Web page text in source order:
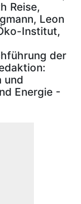
Reise,
Leon
Institut,
der
und
Energie -